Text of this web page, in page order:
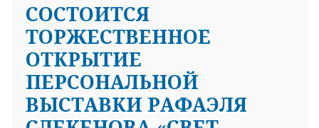
СОСТОИТСЯ
ТОРЖЕСТВЕННОЕ
ОТКРЫТИЕ
ПЕРСОНАЛЬНОЙ
ВЫСТАВКИ РАФАЭЛЯ